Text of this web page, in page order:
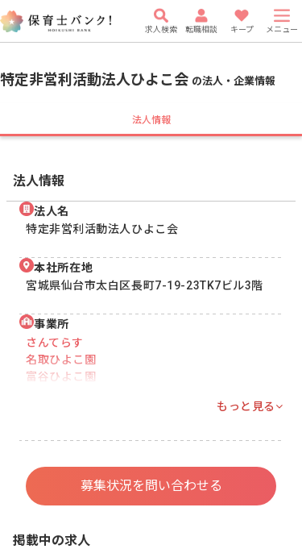
求人検索 転職相談 キープ メニュー
特定非営利活動法人ひよこ会 の法人・企業情報
法人情報
法人情報
法人名
特定非営利活動法人ひよこ会
本社所在地
宮城県仙台市太白区長町7-19-23TK7ビル3階
事業所
さんてらす
名取ひよこ園
富谷ひよこ園
もっと見る
募集状況を問い合わせる
掲載中の求人